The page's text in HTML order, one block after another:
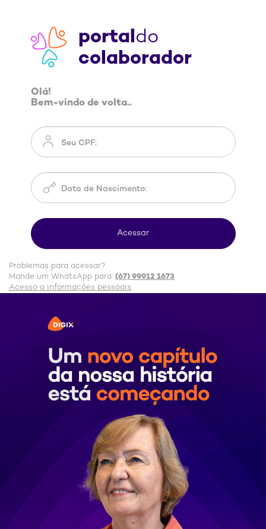
portaldo
colaborador
Olá!
Bem-vindo de volta..
Problemas para acessar?
Mande um WhatsApp para: (67) 99912 1673
Acesso a informações pessoais